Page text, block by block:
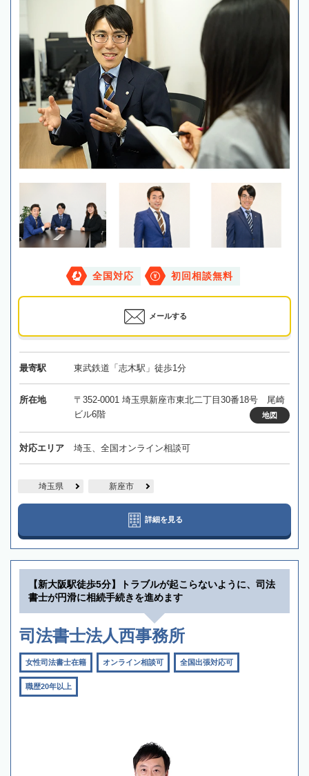
全国対応 初回相談無料
メールする
最寄駅 東武鉄道「志木駅」徒歩1分
所在地
〒352-0001 埼玉県新座市東北二丁目30番18号 尾崎
ビル6階
地図
対応エリア 埼玉、全国オンライン相談可
埼玉県 新座市
詳細を見る
【新大阪駅徒歩5分】トラブルが起こらないように、司法
書士が円滑に相続手続きを進めます
司法書士法人西事務所
女性司法書士在籍 オンライン相談可 全国出張対応可
職歴20年以上